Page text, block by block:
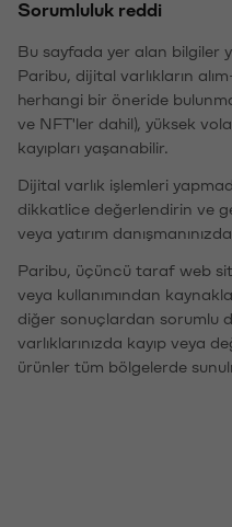
Sorumluluk reddi
Bu sayfada yer alan bilgiler
Paribu, dijital varlıkların
herhangi bir öneride
ve NFT'ler dahil), yüksek
kayıpları yaşanabilir.
Dijital varlık işlemleri
dikkatlice değerlendirin ve
veya yatırım
Paribu, üçüncü taraf web
veya kullanımından
diğer sonuçlardan sorumlu
varlıklarınızda kayıp veya
ürünler tüm bölgelerde